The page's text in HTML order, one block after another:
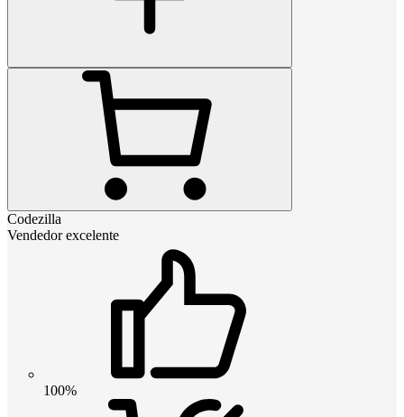
Codezilla
Vendedor excelente
100%